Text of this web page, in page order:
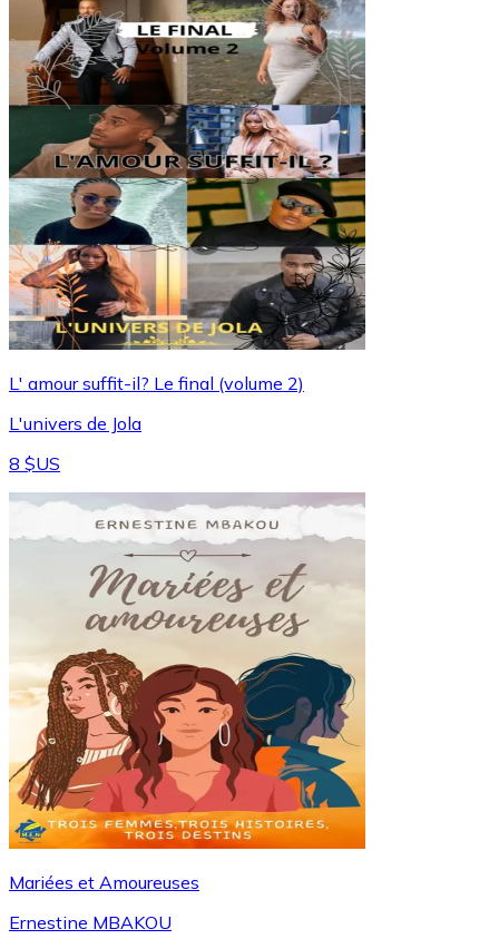
L' amour suffit-il? Le final (volume 2)
L'univers de Jola
8 $US
Mariées et Amoureuses
Ernestine MBAKOU